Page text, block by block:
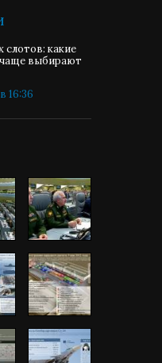
слотов: какие
выбирают
16:36